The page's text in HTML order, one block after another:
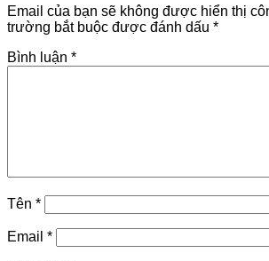
Email của bạn sẽ không được hiển thị
trường bắt buộc được đánh dấu *
Bình luận *
Tên *
Email *